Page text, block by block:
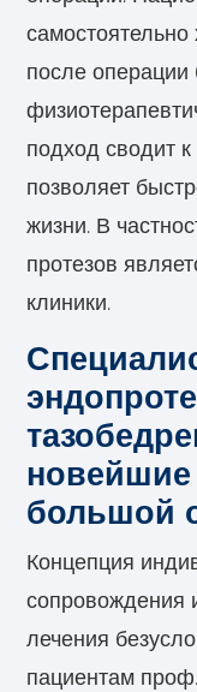
после операции
подход сводит
позволяет
жизни. В
протезов
клиники.
новейшие
большой
Концепция
сопровождения
лечения
пациентам